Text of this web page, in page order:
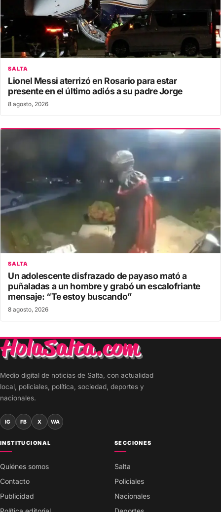
SALTA
Lionel Messi aterrizó en Rosario para estar
presente en el último adiós a su padre Jorge
8 agosto, 2026
SALTA
Un adolescente disfrazado de payaso mató a
puñaladas a un hombre y grabó un escalofriante
mensaje: “Te estoy buscando”
8 agosto, 2026
Medio digital de noticias de Salta, con actualidad
local, policiales, política, sociedad, deportes y
nacionales.
IG FB X WA
INSTITUCIONAL
Quiénes somos
Contacto
Publicidad
SECCIONES
Salta
Policiales
Nacionales